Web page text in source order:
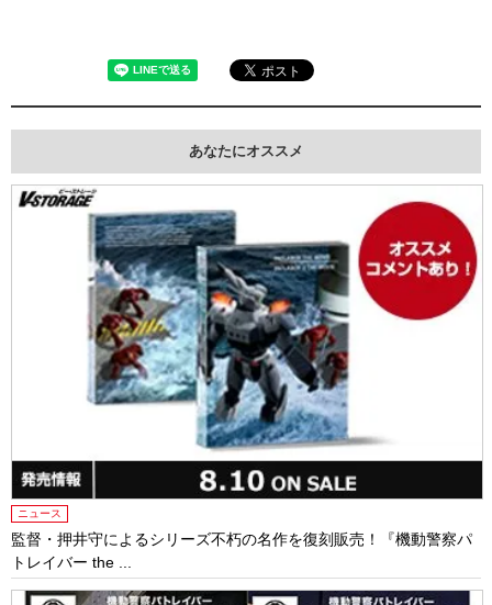
あなたにオススメ
ニュース
監督・押井守によるシリーズ不朽の名作を復刻販売！『機動警察パ
トレイバー the ...